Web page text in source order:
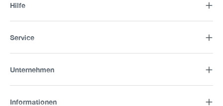
Hilfe
Service
Unternehmen
Informationen